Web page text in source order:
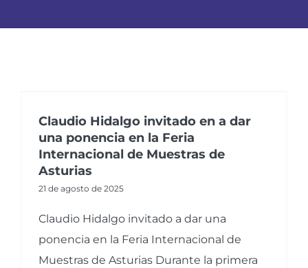
Claudio Hidalgo invitado en a dar
una ponencia en la Feria
Internacional de Muestras de
Asturias
21 de agosto de 2025
Claudio Hidalgo invitado a dar una
ponencia en la Feria Internacional de
Muestras de Asturias Durante la primera